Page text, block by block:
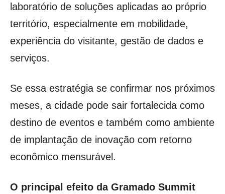
laboratório de soluções aplicadas ao próprio
território, especialmente em mobilidade,
experiência do visitante, gestão de dados e
serviços.
Se essa estratégia se confirmar nos próximos
meses, a cidade pode sair fortalecida como
destino de eventos e também como ambiente
de implantação de inovação com retorno
econômico mensurável.
O principal efeito da Gramado Summit